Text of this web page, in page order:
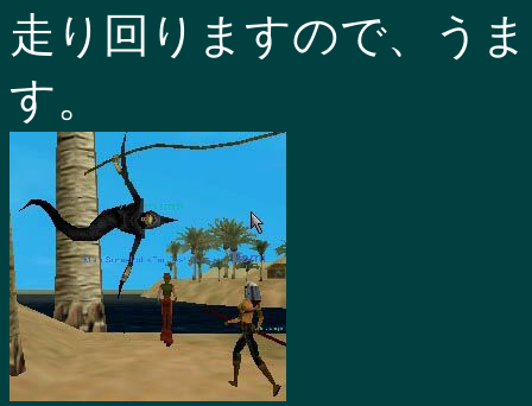
走り回りますので、う
す。